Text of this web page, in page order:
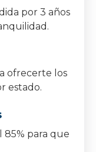
por 3 años
ofrecerte los
estado.
85% para que